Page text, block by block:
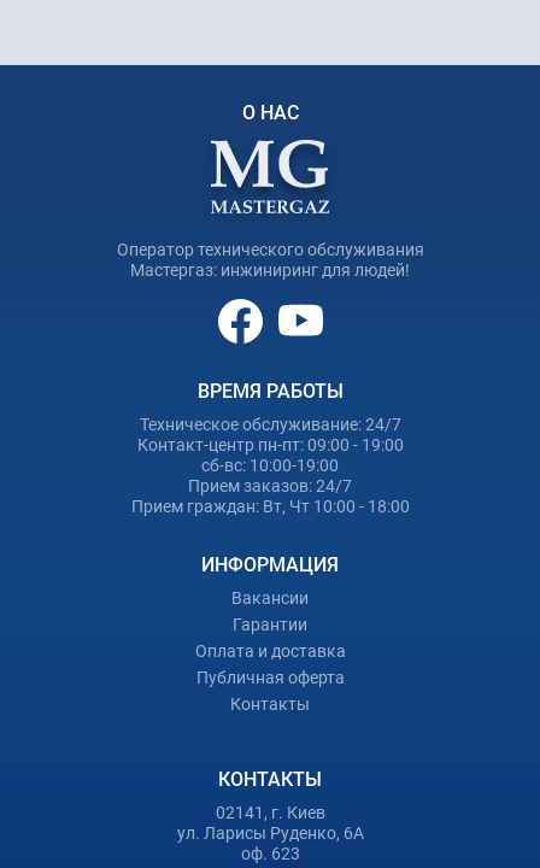
О НАС
Оператор технического обслуживания
Мастергаз: инжиниринг для людей!
ВРЕМЯ РАБОТЫ
Техническое обслуживание: 24/7
Контакт-центр пн-пт: 09:00 - 19:00
сб-вс: 10:00-19:00
Прием заказов: 24/7
Прием граждан: Вт, Чт 10:00 - 18:00
ИНФОРМАЦИЯ
Вакансии
Гарантии
Оплата и доставка
Публичная оферта
Контакты
КОНТАКТЫ
02141, г. Киев
ул. Ларисы Руденко, 6А
оф. 623